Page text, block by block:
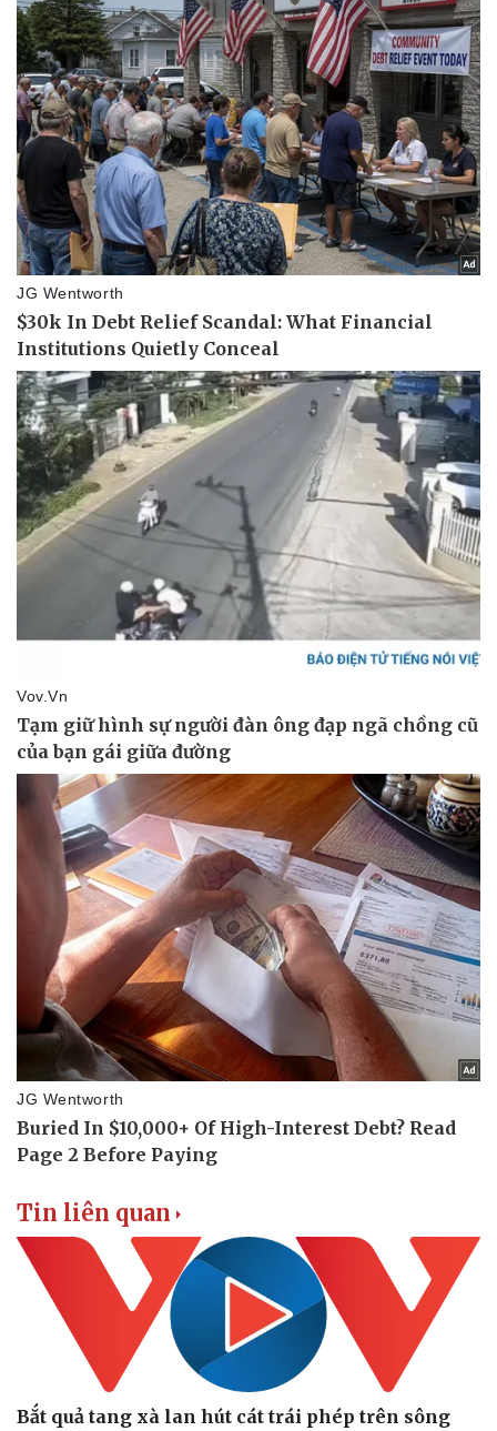
Bóng đá
Lịch thi đấu bóng đá
Thế giới thể thao
eSports
Hậu trường
Xe máy
Tư vấn
Tin liên quan
Bắt quả tang xà lan hút cát trái phép trên sông